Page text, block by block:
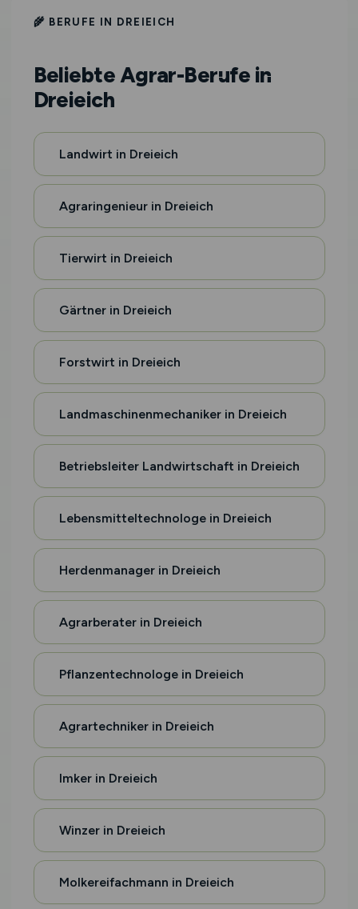
🌾 BERUFE IN DREIEICH
Beliebte Agrar-Berufe in
Dreieich
Landwirt in Dreieich
Agraringenieur in Dreieich
Tierwirt in Dreieich
Gärtner in Dreieich
Forstwirt in Dreieich
Landmaschinenmechaniker in Dreieich
Betriebsleiter Landwirtschaft in Dreieich
Lebensmitteltechnologe in Dreieich
Herdenmanager in Dreieich
Agrarberater in Dreieich
Pflanzentechnologe in Dreieich
Agrartechniker in Dreieich
Imker in Dreieich
Winzer in Dreieich
Molkereifachmann in Dreieich